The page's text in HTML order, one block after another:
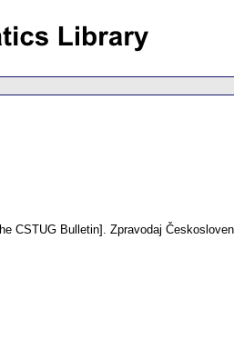
CSTUG Bulletin]. Zpravodaj